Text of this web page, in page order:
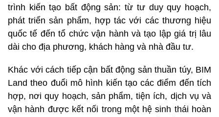
trình kiến tạo bất động sản: từ tư duy quy hoạch,
phát triển sản phẩm, hợp tác với các thương hiệu
quốc tế đến tổ chức vận hành và tạo lập giá trị lâu
dài cho địa phương, khách hàng và nhà đầu tư.
Khác với cách tiếp cận bất động sản thuần túy, BIM
Land theo đuổi mô hình kiến tạo các điểm đến tích
hợp, nơi quy hoạch, sản phẩm, tiện ích, dịch vụ và
vận hành được kết nối trong một hệ sinh thái hoàn